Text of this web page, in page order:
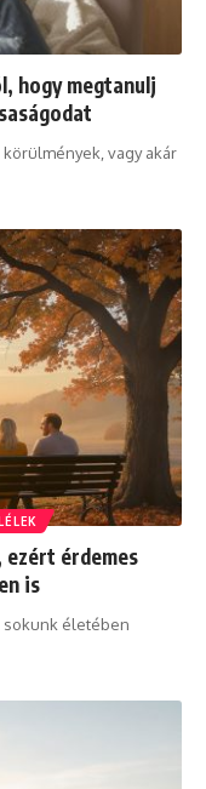
hogy megtanulj
vagy akár
ezért érdemes
is
sokunk életében